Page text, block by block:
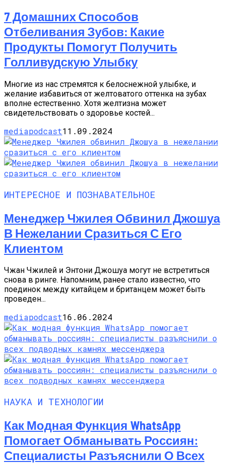
7 Домашних Способов
Отбеливания Зубов: Какие
Продукты Помогут Получить
Голливудскую Улыбку
Многие из нас стремятся к белоснежной улыбке, и
желание избавиться от желтоватого оттенка на зубах
вполне естественно. Хотя желтизна может
свидетельствовать о здоровье костей...
mediapodcast11.09.2024
ИНТЕРЕСНОЕ И ПОЗНАВАТЕЛЬНОЕ
Менеджер Чжилея Обвинил Джошуа
В Нежелании Сразиться С Его
Клиентом
Чжан Чжилей и Энтони Джошуа могут не встретиться
снова в ринге. Напомним, ранее стало известно, что
поединок между китайцем и британцем может быть
проведен...
mediapodcast16.06.2024
НАУКА И ТЕХНОЛОГИИ
Как Модная Функция WhatsApp
Помогает Обманывать Россиян:
Специалисты Разъяснили О Всех